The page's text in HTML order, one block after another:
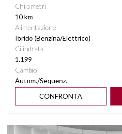
Chilometri
10 km
Alimentazione
Ibrido (Benzina/Elettrico)
Cilindrata
1.199
Cambio
Autom./Sequenz.
CONFRONTA
Vedi dettagli